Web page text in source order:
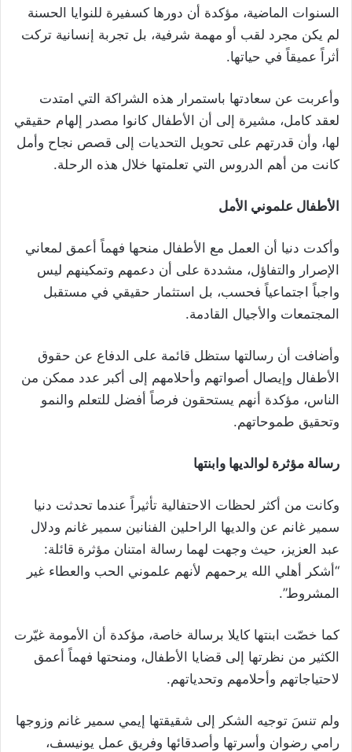
السنوات الماضية، مؤكدة أن دورها كسفيرة للنوايا الحسنة
لم يكن مجرد لقب أو مهمة شرفية، بل تجربة إنسانية تركت
أثراً عميقاً في حياتها.
وأعربت عن سعادتها باستمرار هذه الشراكة التي امتدت
لعقد كامل، مشيرة إلى أن الأطفال كانوا مصدر إلهام حقيقي
لها، وأن قدرتهم على تحويل التحديات إلى قصص نجاح وأمل
كانت من أهم الدروس التي تعلمتها خلال هذه الرحلة.
الأطفال علموني الأمل
وأكدت دنيا أن العمل مع الأطفال منحها فهماً أعمق لمعاني
الإصرار والتفاؤل، مشددة على أن دعمهم وتمكينهم ليس
واجباً اجتماعياً فحسب، بل استثمار حقيقي في مستقبل
المجتمعات والأجيال القادمة.
وأضافت أن رسالتها ستظل قائمة على الدفاع عن حقوق
الأطفال وإيصال أصواتهم وأحلامهم إلى أكبر عدد ممكن من
الناس، مؤكدة أنهم يستحقون فرصاً أفضل للتعلم والنمو
وتحقيق طموحاتهم.
رسالة مؤثرة لوالديها وابنتها
وكانت من أكثر لحظات الاحتفالية تأثيراً عندما تحدثت دنيا
سمير غانم عن والديها الراحلين الفنانين سمير غانم ودلال
عبد العزيز، حيث وجهت لهما رسالة امتنان مؤثرة قائلة:
“أشكر أهلي الله يرحمهم لأنهم علموني الحب والعطاء غير
المشروط”.
كما خصّت ابنتها كايلا برسالة خاصة، مؤكدة أن الأمومة غيّرت
الكثير من نظرتها إلى قضايا الأطفال، ومنحتها فهماً أعمق
لاحتياجاتهم وأحلامهم وتحدياتهم.
ولم تنسَ توجيه الشكر إلى شقيقتها إيمي سمير غانم وزوجها
رامي رضوان وأسرتها وأصدقائها وفريق عمل يونيسف،